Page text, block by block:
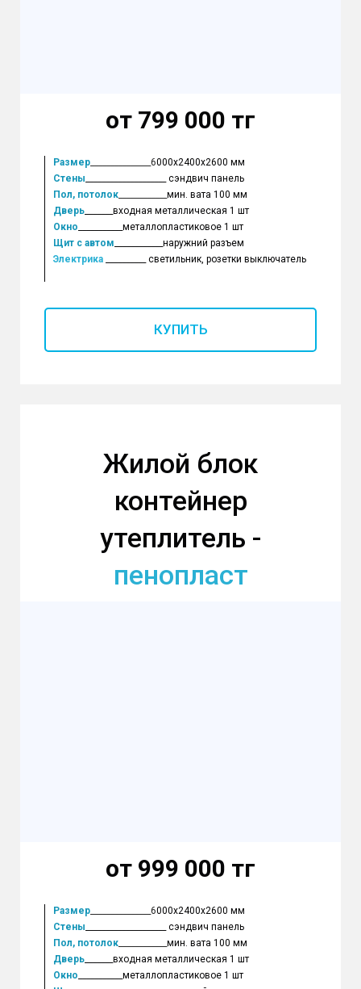
от 799 000 тг
Размер_______________6000х2400х2600 мм
Стены ____________________ сэндвич панель
Пол, потолок____________ мин. вата 100 мм
Дверь_______входная металлическая 1 шт
Окно ___________металлопластиковое 1 шт
Щит с автом ____________наружний разъем
Электрика__________ светильник, розетки выключатель
КУПИТЬ
Жилой блок
контейнер
утеплитель -
пенопласт
от 999 000 тг
Размер_______________6000х2400х2600 мм
Стены ____________________ сэндвич панель
Пол, потолок____________ мин. вата 100 мм
Дверь_______входная металлическая 1 шт
Окно ___________металлопластиковое 1 шт